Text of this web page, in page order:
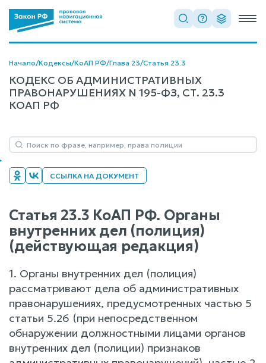
Начало/Кодексы/КоАП РФ/Глава 23/Статья 23.3
КОДЕКС ОБ АДМИНИСТРАТИВНЫХ
ПРАВОНАРУШЕНИЯХ N 195-ФЗ, СТ. 23.3
КОАП РФ
ССЫЛКА НА ДОКУМЕНТ
Статья 23.3 КоАП РФ. Органы
внутренних дел (полиция)
(действующая редакция)
1. Органы внутренних дел (полиция)
рассматривают дела об административных
правонарушениях, предусмотренных частью 5
статьи 5.26 (при непосредственном
обнаружении должностными лицами органов
внутренних дел (полиции) признаков